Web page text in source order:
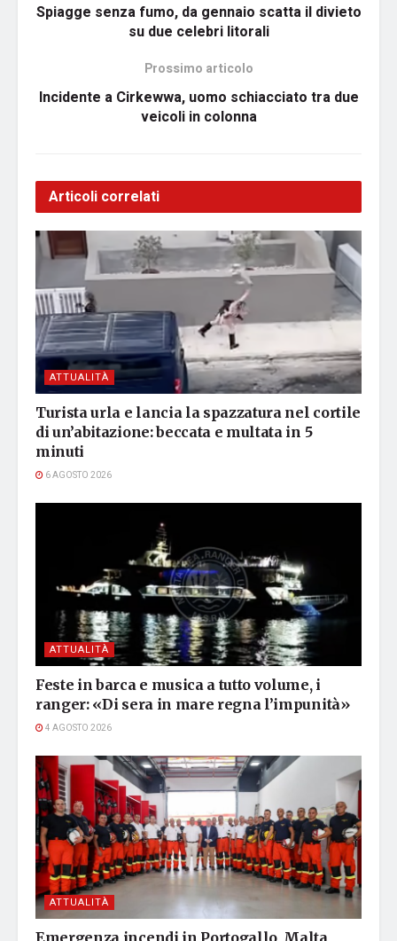
Spiagge senza fumo, da gennaio scatta il divieto
su due celebri litorali
Prossimo articolo
Incidente a Cirkewwa, uomo schiacciato tra due
veicoli in colonna
Articoli correlati
ATTUALITÀ
Turista urla e lancia la spazzatura nel cortile
di un’abitazione: beccata e multata in 5
minuti
6 AGOSTO 2026
ATTUALITÀ
Feste in barca e musica a tutto volume, i
ranger: «Di sera in mare regna l’impunità»
4 AGOSTO 2026
ATTUALITÀ
Emergenza incendi in Portogallo, Malta